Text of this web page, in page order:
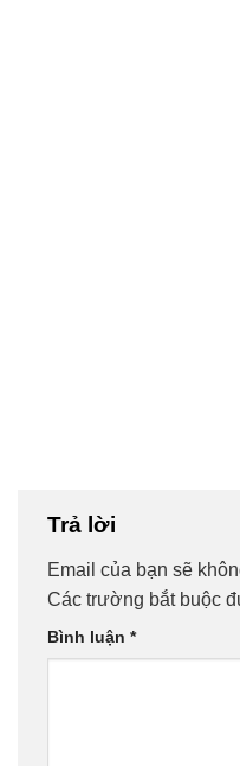
Trả lời
Email của bạn sẽ
Các trường bắt buộc
Bình luận *